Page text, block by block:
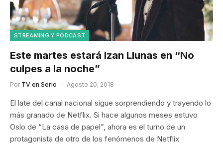
STREAMING Y PODCAST
Este martes estará Izan Llunas en “No
culpes a la noche”
Por TV en Serio Agosto 20, 2018
El late del canal nacional sigue sorprendiendo y trayendo lo
más granado de Netflix. Si hace algunos meses estuvo
Oslo de “La casa de papel”, ahora es el turno de un
protagonista de otro de los fenómenos de Netflix